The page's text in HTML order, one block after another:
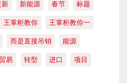
新 新能源 春节 标题
王掌柜教你 王掌柜教你一
而是直接吊销 能源
贸易 转型 进口 项目